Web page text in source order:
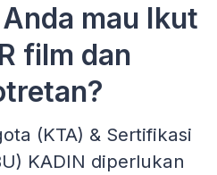
mau Ikut
film dan
(KTA) & Sertifikasi
KADIN diperlukan